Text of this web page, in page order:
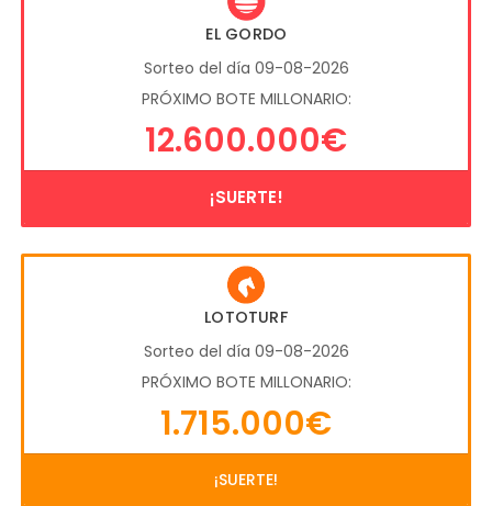
EL GORDO
Sorteo del día 09-08-2026
PRÓXIMO BOTE MILLONARIO:
12.600.000€
¡SUERTE!
LOTOTURF
Sorteo del día 09-08-2026
PRÓXIMO BOTE MILLONARIO:
1.715.000€
¡SUERTE!